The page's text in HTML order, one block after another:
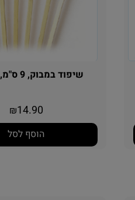
שיפוד במבוק, 9 ס"מ, 100 יח'
₪ 14.90
הוסף לסל